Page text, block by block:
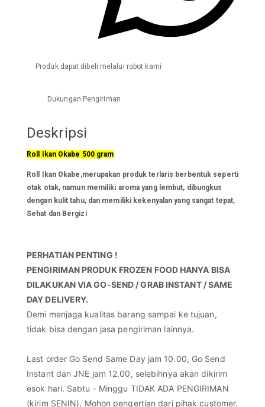
Produk dapat dibeli melalui robot kami
Dukungan Pengiriman
Deskripsi
Roll Ikan Okabe 500 gram
Roll Ikan Okabe,merupakan produk terlaris berbentuk seperti
otak otak, namun memiliki aroma yang lembut, dibungkus
dengan kulit tahu, dan memiliki kekenyalan yang sangat tepat,
Sehat dan Bergizi
PERHATIAN PENTING !
PENGIRIMAN PRODUK FROZEN FOOD HANYA BISA
DILAKUKAN VIA GO-SEND / GRAB INSTANT / SAME
DAY DELIVERY.
Demi menjaga kualitas barang sampai ke tujuan,
tidak bisa dengan jasa pengiriman lainnya.
Last order Go Send Same Day jam 10.00, Go Send
Instant dan JNE jam 12.00, selebihnya akan dikirim
esok hari. Sabtu - Minggu TIDAK ADA PENGIRIMAN
(kirim SENIN). Mohon pengertian dari pihak customer.